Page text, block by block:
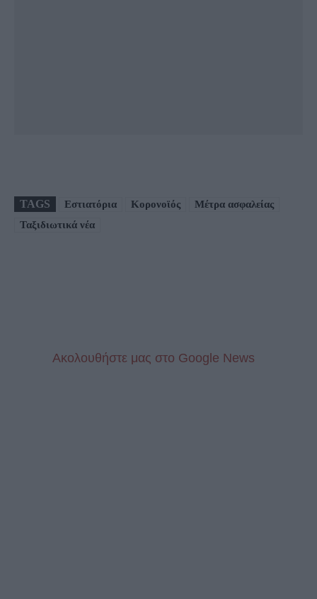
TAGS Εστιατόρια Κορονοϊός
Μέτρα ασφαλείας
Ταξιδιωτικά νέα
Aκολουθήστε μας στo Google News